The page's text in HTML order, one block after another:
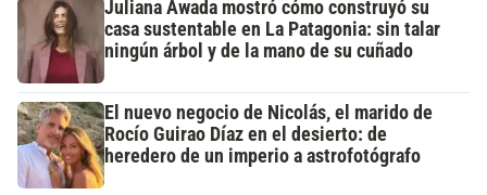
Juliana Awada mostró cómo construyó su
casa sustentable en La Patagonia: sin talar
ningún árbol y de la mano de su cuñado
El nuevo negocio de Nicolás, el marido de
Rocío Guirao Díaz en el desierto: de
heredero de un imperio a astrofotógrafo